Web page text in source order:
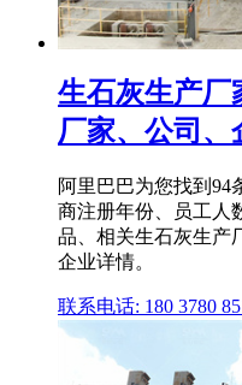
生石灰生产厂
厂家、公司、
阿里巴巴为您找到94
商注册年份、员工人
品、相关生石灰生产
企业详情。
联系电话: 180 3780